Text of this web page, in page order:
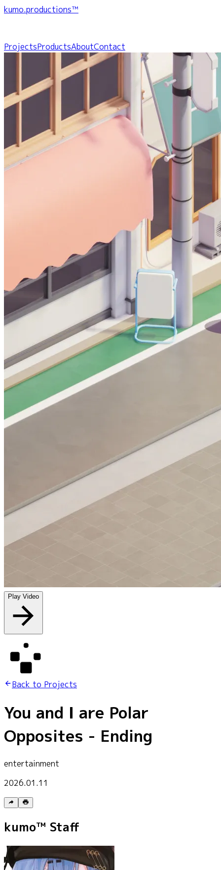
kumo.productions™
ProjectsProductsAboutContact
Play Video
Back to Projects
You and I are Polar
Opposites - Ending
entertainment
2026.01.11
kumo™ Staff